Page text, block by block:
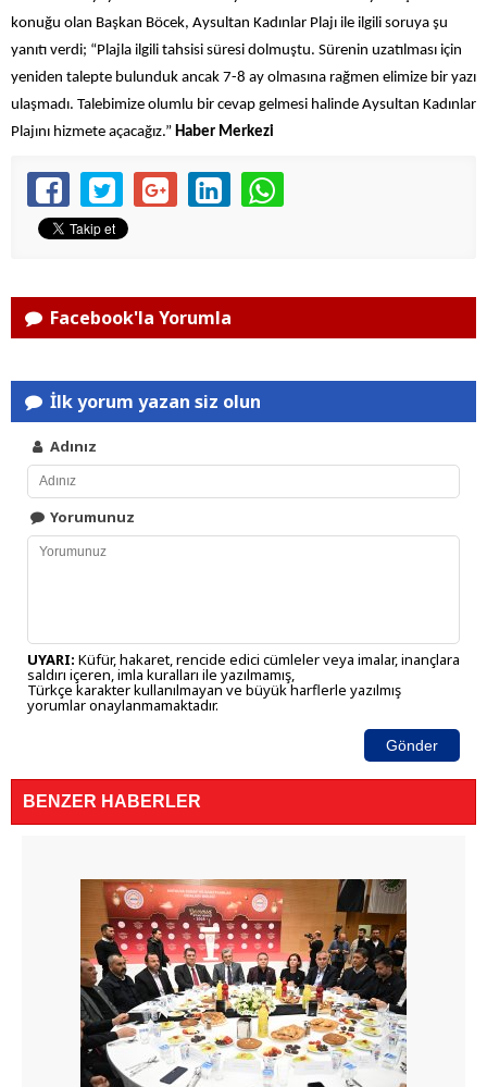
konuğu olan Başkan Böcek, Aysultan Kadınlar Plajı ile ilgili soruya şu
yanıtı verdi; “Plajla ilgili tahsisi süresi dolmuştu. Sürenin uzatılması için
yeniden talepte bulunduk ancak 7-8 ay olmasına rağmen elimize bir yazı
ulaşmadı. Talebimize olumlu bir cevap gelmesi halinde Aysultan Kadınlar
Plajını hizmete açacağız.” Haber Merkezi
Facebook'la Yorumla
İlk yorum yazan siz olun
Adınız
Yorumunuz
UYARI: Küfür, hakaret, rencide edici cümleler veya imalar, inançlara
saldırı içeren, imla kuralları ile yazılmamış,
Türkçe karakter kullanılmayan ve büyük harflerle yazılmış
yorumlar onaylanmamaktadır.
Gönder
BENZER HABERLER